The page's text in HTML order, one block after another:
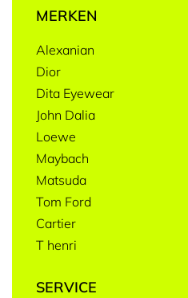
MERKEN
Alexanian
Dior
Dita Eyewear
John Dalia
Loewe
Maybach
Matsuda
Tom Ford
Cartier
T henri
SERVICE